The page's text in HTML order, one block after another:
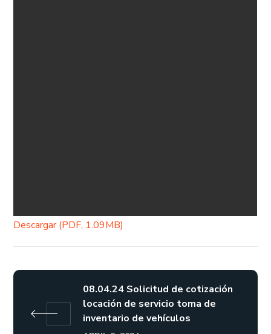
Descargar (PDF, 1.09MB)
08.04.24 Solicitud de cotización
locación de servicio toma de
inventario de vehículos